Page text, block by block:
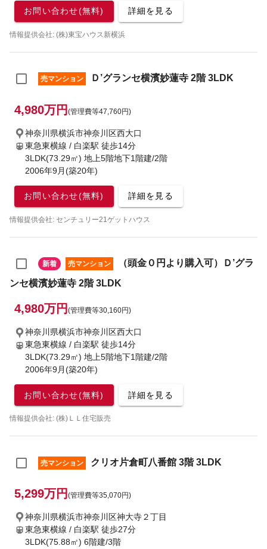
お問い合わせ(無料) 詳細を見る
情報提供会社: (株)東宝ハウス新横浜
売マンション Ｄ’グランセ横濱妙蓮寺 2階 3LDK
4,980万円 (管理費等47,760円)
神奈川県横浜市神奈川区西大口
東急東横線 / 白楽駅 徒歩14分
3LDK(73.29㎡) 地上5階地下1階建/2階
2006年9月(築20年)
お問い合わせ(無料) 詳細を見る
情報提供会社: センチュリー21ゲットハウス
新着 売マンション
（頭金０円より購入可）Ｄ’グラ
ンセ横濱妙蓮寺 2階 3LDK
4,980万円 (管理費等30,160円)
神奈川県横浜市神奈川区西大口
東急東横線 / 白楽駅 徒歩14分
3LDK(73.29㎡) 地上5階地下1階建/2階
2006年9月(築20年)
お問い合わせ(無料) 詳細を見る
情報提供会社: (株)ＬＬ住宅販売
売マンション クリオ片倉町八番館 3階 3LDK
5,299万円 (管理費等35,070円)
神奈川県横浜市神奈川区神大寺２丁目
東急東横線 / 白楽駅 徒歩27分
3LDK(75.88㎡) 6階建/3階